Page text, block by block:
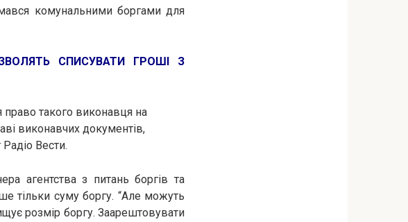
комунальними боргами для
СПИСУВАТИ ГРОШІ З
право такого виконавця на
виконавчих документів,
Вести.
агентства з питань боргів та
тільки суму боргу. “Але можуть
розмір боргу. Заарештовувати